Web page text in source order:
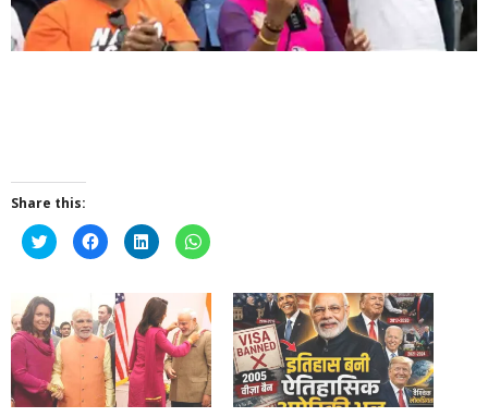
Share this:
Click
to
share
(Opens
in
new
window)
Click
to
share
Facebook
(Opens
in
new
window)
Click
to
share
LinkedIn
(Opens
in
new
window)
Click
to
WhatsApp
(Opens
in
new
window)